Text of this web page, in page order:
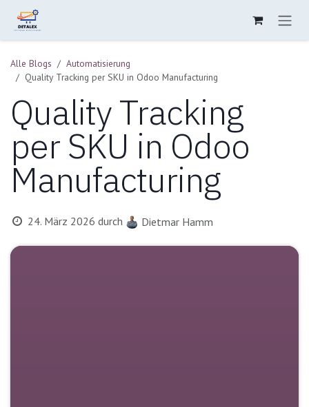
Zum Inhalt springen
Alle Blogs
Automatisierung
Quality Tracking per SKU in Odoo Manufacturing
Quality Tracking
per SKU in Odoo
Manufacturing
24. März 2026 durch Dietmar Hamm